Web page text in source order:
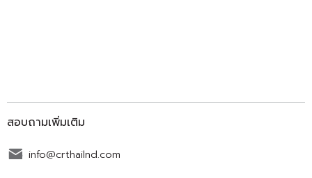
สอบถามเพิ่มเติม
info@crthailnd.com